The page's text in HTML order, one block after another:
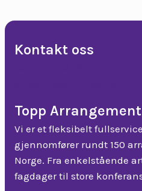
Kontakt oss
Topp Arrangement
Vi er et fleksibelt
gjennomfører rundt 150
Norge. Fra enkelstående
fagdager til store